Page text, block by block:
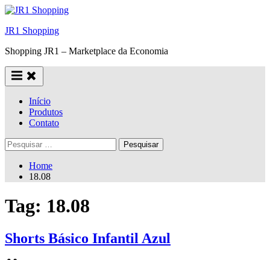
Skip
content
JR1 Shopping
Shopping JR1 – Marketplace da Economia
Início
Produtos
Contato
Pesquisar
por:
Home
18.08
Tag: 18.08
Shorts Básico Infantil Azul